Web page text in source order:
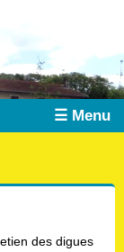
☰ Menu
des digues